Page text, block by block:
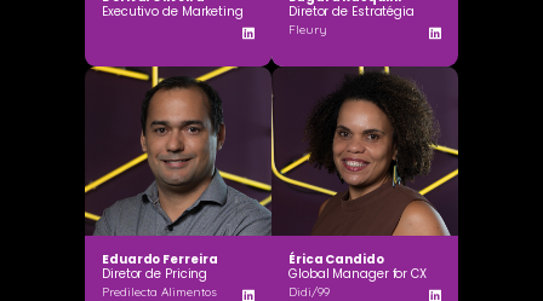
Executivo de Marketing
Diretor de Estratégia
Fleury
Eduardo Ferreira
Diretor de Pricing
Predilecta Alimentos
Érica Candido
Global Manager for CX
Didi/99